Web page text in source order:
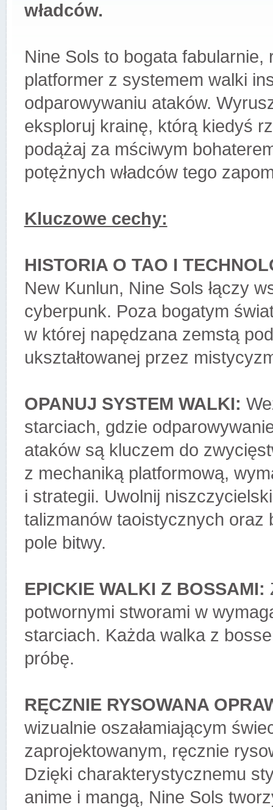
władców.
Nine Sols to bogata
platformer z systemem walki
odparowywaniu ataków.
eksploruj krainę, którą kiedyś
podążaj za mściwym
potężnych władców tego
Kluczowe cechy:
HISTORIA O TAO I
New Kunlun, Nine Sols łączy
cyberpunk. Poza bogatym
w której napędzana zemstą
ukształtowanej przez
OPANUJ SYSTEM WALKI:
starciach, gdzie
ataków są kluczem do
z mechaniką platformową,
i strategii. Uwolnij
talizmanów taoistycznych oraz
pole bitwy.
EPICKIE WALKI Z BOSSAMI:
potwornymi stworami w
starciach. Każda walka z
próbę.
RĘCZNIE RYSOWANA
wizualnie oszałamiającym
zaprojektowanym, ręcznie
Dzięki charakterystycznemu
anime i mangą, Nine Sols